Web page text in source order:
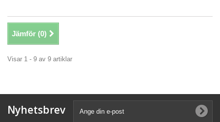
Jämför (0)
Visar 1 - 9 av 9 artiklar
Nyhetsbrev